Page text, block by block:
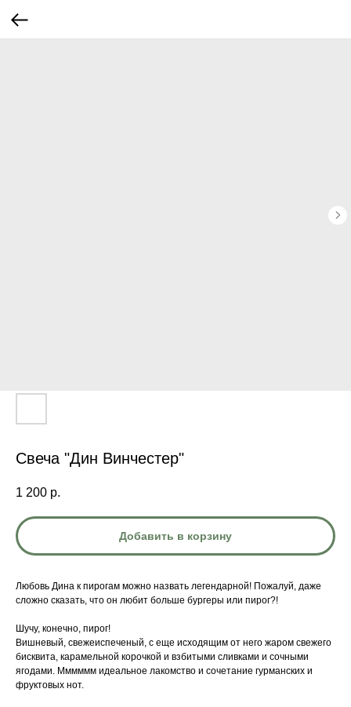
Свеча "Дин Винчестер"
1 200 р.
Добавить в корзину
Любовь Дина к пирогам можно назвать легендарной! Пожалуй, даже
сложно сказать, что он любит больше бургеры или пирог?!
Шучу, конечно, пирог!
Вишневый, свежеиспеченый, с еще исходящим от него жаром свежего
бисквита, карамельной корочкой и взбитыми сливками и сочными
ягодами. Мммммм идеальное лакомство и сочетание гурманских и
фруктовых нот.